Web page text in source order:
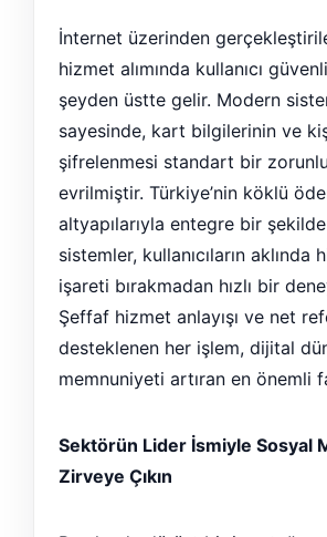
İnternet üzerinden
hizmet alımında kullanıcı
şeyden üstte gelir. Modern
sayesinde, kart bilgilerinin ve
şifrelenmesi standart bir
evrilmiştir. Türkiye’nin köklü
altyapılarıyla entegre bir şekilde
sistemler, kullanıcıların aklında
işareti bırakmadan hızlı bir
Şeffaf hizmet anlayışı ve net
desteklenen her işlem, dijital
memnuniyeti artıran en önemli
Sektörün Lider İsmiyle Sosyal
Zirveye Çıkın